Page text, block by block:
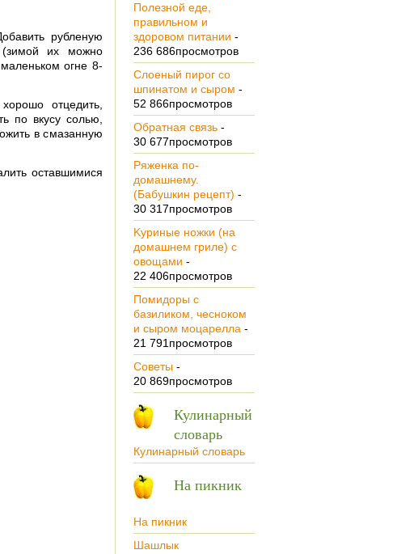
рубленую
(зимой их можно
огне 8-
отцедить,
по вкусу солью,
в смазанную
оставшимися
Полезной еде,
правильном и
здоровом питании -
236 686просмотров
Cлoeный пирог co
шпинатом и сыром -
52 866просмотров
Обратная связь-
30 677просмотров
Ряженка по-
домашнему.
(Бабушкин рецепт) -
30 317просмотров
Kуриные ножки (на
домашнем гриле) с
овощами -
22 406просмотров
Помидоры с
базиликом, чесноком
и сыром моцарелла -
21 791просмотров
Советы-
20 869просмотров
Кулинарный
словарь
Кулинарный словарь
На пикник
На пикник
Шашлык